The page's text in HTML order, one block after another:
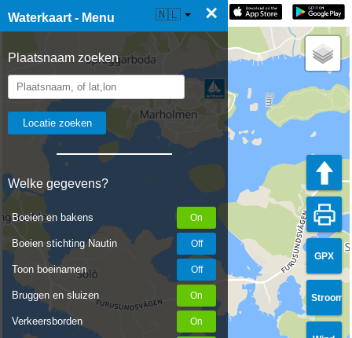
Waterkaart - Menu ×
Plaatsnaam zoeken
Welke gegevens?
Boeien en bakens
Boeien stichting Nautin
Toon boeinamen
Bruggen en sluizen
Verkeersborden
☰ Waterkaart Live 🇳🇱
GPX
Stroom